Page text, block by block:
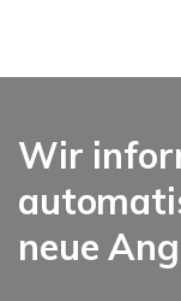
Wir
neue